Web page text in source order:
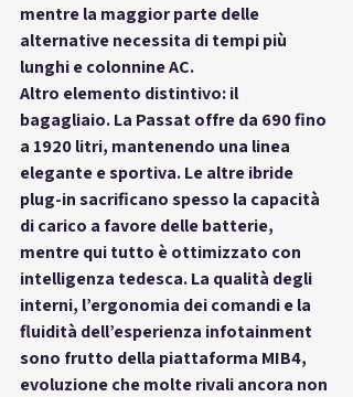
mentre la maggior parte delle
alternative necessita di tempi più
lunghi e colonnine AC.
Altro elemento distintivo: il
bagagliaio. La Passat offre da 690 fino
a 1920 litri, mantenendo una linea
elegante e sportiva. Le altre ibride
plug-in sacrificano spesso la capacità
di carico a favore delle batterie,
mentre qui tutto è ottimizzato con
intelligenza tedesca. La qualità degli
interni, l’ergonomia dei comandi e la
fluidità dell’esperienza infotainment
sono frutto della piattaforma MIB4,
evoluzione che molte rivali ancora non